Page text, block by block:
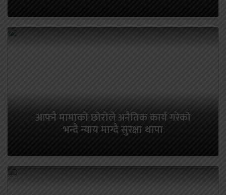
आफ्नै मामाको छोरोले अनैतिक कार्य गरेको
भन्दै न्याय माग्दै सुरक्षा थापा